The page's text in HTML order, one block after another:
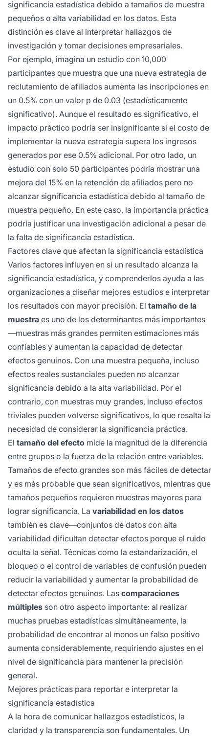
significancia estadística debido a tamaños de muestra
pequeños o alta variabilidad en los datos. Esta
distinción es clave al interpretar hallazgos de
investigación y tomar decisiones empresariales.
Por ejemplo, imagina un estudio con 10,000
participantes que muestra que una nueva estrategia de
reclutamiento de afiliados aumenta las inscripciones en
un 0.5% con un valor p de 0.03 (estadísticamente
significativo). Aunque el resultado es significativo, el
impacto práctico podría ser insignificante si el costo de
implementar la nueva estrategia supera los ingresos
generados por ese 0.5% adicional. Por otro lado, un
estudio con solo 50 participantes podría mostrar una
mejora del 15% en la retención de afiliados pero no
alcanzar significancia estadística debido al tamaño de
muestra pequeño. En este caso, la importancia práctica
podría justificar una investigación adicional a pesar de
la falta de significancia estadística.
Factores clave que afectan la significancia estadística
Varios factores influyen en si un resultado alcanza la
significancia estadística, y comprenderlos ayuda a las
organizaciones a diseñar mejores estudios e interpretar
los resultados con mayor precisión. El tamaño de la
muestra es uno de los determinantes más importantes
—muestras más grandes permiten estimaciones más
confiables y aumentan la capacidad de detectar
efectos genuinos. Con una muestra pequeña, incluso
efectos reales sustanciales pueden no alcanzar
significancia debido a la alta variabilidad. Por el
contrario, con muestras muy grandes, incluso efectos
triviales pueden volverse significativos, lo que resalta la
necesidad de considerar la significancia práctica.
El tamaño del efecto mide la magnitud de la diferencia
entre grupos o la fuerza de la relación entre variables.
Tamaños de efecto grandes son más fáciles de detectar
y es más probable que sean significativos, mientras que
tamaños pequeños requieren muestras mayores para
lograr significancia. La variabilidad en los datos
también es clave—conjuntos de datos con alta
variabilidad dificultan detectar efectos porque el ruido
oculta la señal. Técnicas como la estandarización, el
bloqueo o el control de variables de confusión pueden
reducir la variabilidad y aumentar la probabilidad de
detectar efectos genuinos. Las comparaciones
múltiples son otro aspecto importante: al realizar
muchas pruebas estadísticas simultáneamente, la
probabilidad de encontrar al menos un falso positivo
aumenta considerablemente, requiriendo ajustes en el
nivel de significancia para mantener la precisión
general.
Mejores prácticas para reportar e interpretar la
significancia estadística
A la hora de comunicar hallazgos estadísticos, la
claridad y la transparencia son fundamentales. Un